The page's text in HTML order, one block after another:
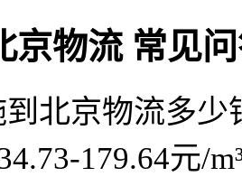
京物流 常见
北京物流多少
179.64元/